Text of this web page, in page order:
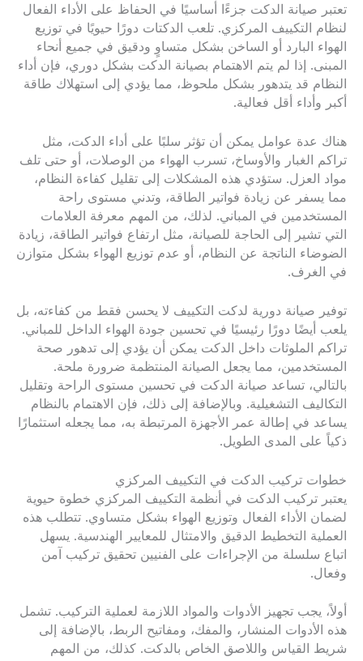
تعتبر صيانة الدكت جزءًا أساسيًا في الحفاظ على الأداء الفعال
لنظام التكييف المركزي. تلعب الدكتات دورًا حيويًا في توزيع
الهواء البارد أو الساخن بشكل متساوٍ ودقيق في جميع أنحاء
المبنى. إذا لم يتم الاهتمام بصيانة الدكت بشكل دوري، فإن أداء
النظام قد يتدهور بشكل ملحوظ، مما يؤدي إلى استهلاك طاقة
أكبر وأداء أقل فعالية.
هناك عدة عوامل يمكن أن تؤثر سلبًا على أداء الدكت، مثل
تراكم الغبار والأوساخ، تسرب الهواء من الوصلات، أو حتى تلف
مواد العزل. ستؤدي هذه المشكلات إلى تقليل كفاءة النظام،
مما يسفر عن زيادة فواتير الطاقة، وتدني مستوى راحة
المستخدمين في المباني. لذلك، من المهم معرفة العلامات
التي تشير إلى الحاجة للصيانة، مثل ارتفاع فواتير الطاقة، زيادة
الضوضاء الناتجة عن النظام، أو عدم توزيع الهواء بشكل متوازن
في الغرف.
توفير صيانة دورية لدكت التكييف لا يحسن فقط من كفاءته، بل
يلعب أيضًا دورًا رئيسيًا في تحسين جودة الهواء الداخل للمباني.
تراكم الملوثات داخل الدكت يمكن أن يؤدي إلى تدهور صحة
المستخدمين، مما يجعل الصيانة المنتظمة ضرورة ملحة.
بالتالي، تساعد صيانة الدكت في تحسين مستوى الراحة وتقليل
التكاليف التشغيلية. وبالإضافة إلى ذلك، فإن الاهتمام بالنظام
يساعد في إطالة عمر الأجهزة المرتبطة به، مما يجعله استثمارًا
ذكياً على المدى الطويل.
خطوات تركيب الدكت في التكييف المركزي
يعتبر تركيب الدكت في أنظمة التكييف المركزي خطوة حيوية
لضمان الأداء الفعال وتوزيع الهواء بشكل متساوي. تتطلب هذه
العملية التخطيط الدقيق والامتثال للمعايير الهندسية. يسهل
اتباع سلسلة من الإجراءات على الفنيين تحقيق تركيب آمن
وفعال.
أولاً، يجب تجهيز الأدوات والمواد اللازمة لعملية التركيب. تشمل
هذه الأدوات المنشار، والمفك، ومفاتيح الربط، بالإضافة إلى
شريط القياس واللاصق الخاص بالدكت. كذلك، من المهم